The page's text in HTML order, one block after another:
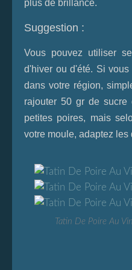
plus de brillance.
Suggestion :
Vous pouvez utiliser
d'hiver ou d'été. Si
dans votre région,
rajouter 50 gr de
petites poires, mais
votre moule, adaptez les
Tatin De Poire Au